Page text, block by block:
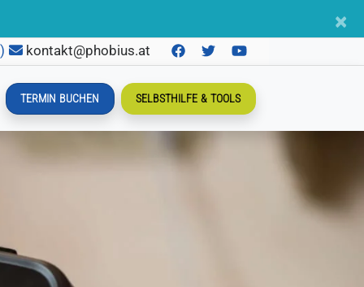
×
kontakt@phobius.at
TERMIN BUCHEN SELBSTHILFE & TOOLS